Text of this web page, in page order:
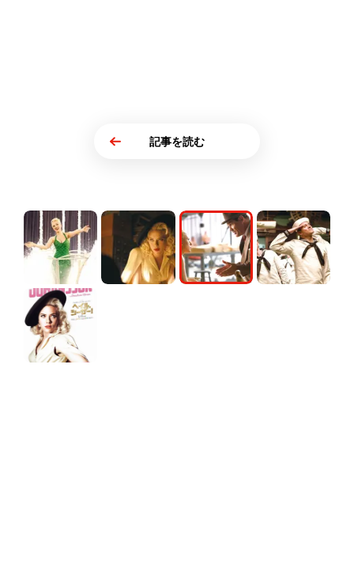
記事を読む